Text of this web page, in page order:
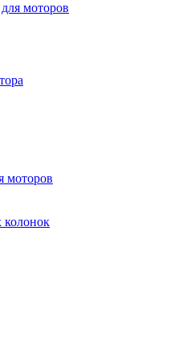
моторов
моторов
колонок